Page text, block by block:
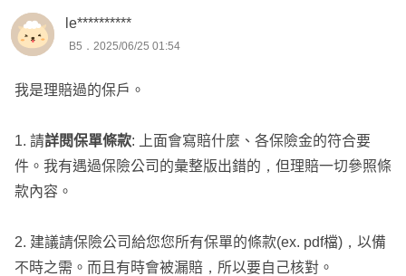
🔰只講重點，不講口腹蜜劍、舌燦蓮花、只講好聽話的話術
🔰
🔰不複製貼上制式版面文，依照個人不同狀況，客製化逐字
🔰 七年保險年資🔰
🔰 保單檢視能回朔當時商品，與之比較當初規劃的缺失🔰
🎀 既有客戶詳細講解
🌞 面談詳細講解保單內容
le**********
B5．2025/06/25 01:54
我是理賠過的保戶。
1. 請詳閱保單條款: 上面會寫賠什麼、各保險金的符合要
件。我有遇過保險公司的彙整版出錯的，但理賠一切參照條
款內容。
2. 建議請保險公司給您您所有保單的條款(ex. pdf檔)，以備
不時之需。而且有時會被漏賠，所以要自己核對。